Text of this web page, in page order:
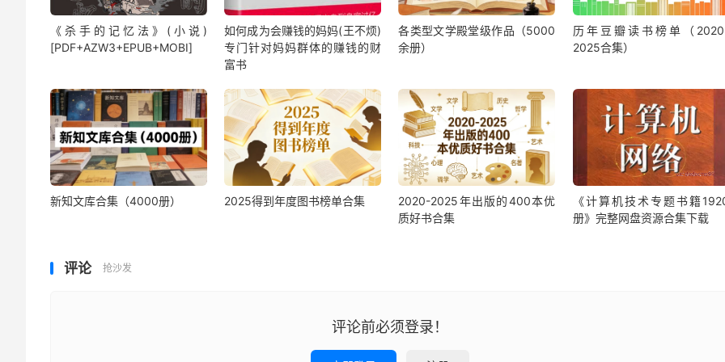
《杀手的记忆法》(小说)
[PDF+AZW3+EPUB+MOBI]
如何成为会赚钱的妈妈(王不烦)
专门针对妈妈群体的赚钱的财
富书
各类型文学殿堂级作品（5000
余册）
历年豆瓣读书榜单（
2025合集）
新知文库合集（4000册） 2025得到年度图书榜单合集
2020-2025年出版的400本优
质好书合集
《计算机技术专题书籍
册》完整网盘资源合集下载
评论 抢沙发
评论前必须登录！